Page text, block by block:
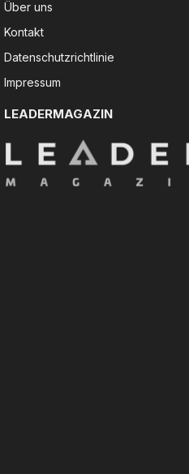
Über uns
Kontakt
Datenschutzrichtlinie
Impressum
LEADERMAGAZIN